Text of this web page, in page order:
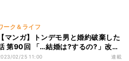
ーク＆ライフ
【マンガ】トンデモ男と婚約破棄した
第90回 「…結婚は?するの?」改め
問われたうみ。彼女が出した結論
02/25 11:00 連載